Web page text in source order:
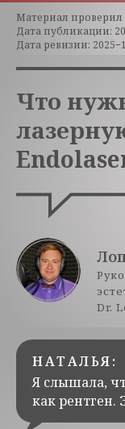
Материал проверил
Дата публикации:
Дата ревизии:
Что
Dr.
НАТАЛЬЯ:
Я слышала,
как рентген.